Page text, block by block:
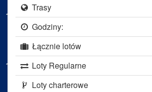
Trasy
Godziny:
Łącznie lotów
Loty Regularne
Loty charterowe